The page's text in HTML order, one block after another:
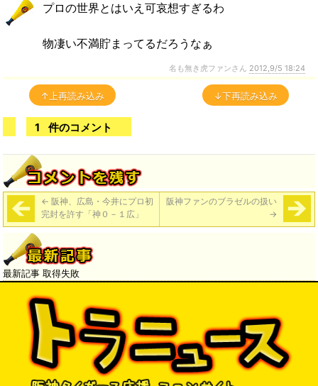
プロの世界とはいえ可哀想すぎるわ
物凄い不満貯まってるだろうなぁ
名も無き虎ファンさん 2012,9/5 18:24
↑上再読み込み ↓下再読み込み
1 件のコメント
← 阪神、広島・今井にプロ初
完封を許す「神０－１広」
阪神ファンのブラゼルの扱い
→
最新記事 取得失敗